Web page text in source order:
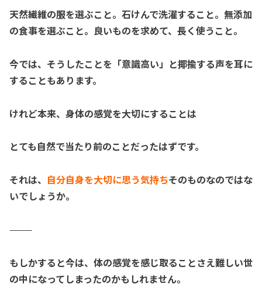
天然繊維の服を選ぶこと。 石けんで洗濯すること。 無添加
の食事を選ぶこと。良いものを求めて、長く使うこと。
今では、そうしたことを 「意識高い」と揶揄する声を耳に
することもあります。
けれど本来、 身体の感覚を大切にすることは
とても自然で当たり前のことだったはずです。
それは、 自分自身を大切に思う気持ちそのものなのではな
いでしょうか。
⸻
もしかすると今は、 体の感覚を感じ取ることさえ難しい世
の中になってしまったのかもしれません。